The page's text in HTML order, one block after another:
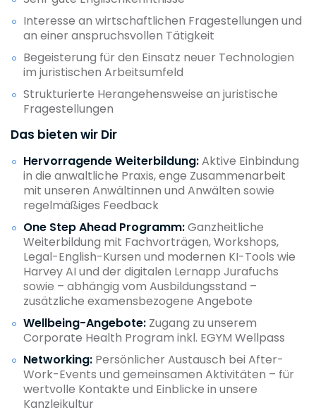
Interesse an wirtschaftlichen Fragestellungen und
an einer anspruchsvollen Tätigkeit
Begeisterung für den Einsatz neuer Technologien
im juristischen Arbeitsumfeld
Strukturierte Herangehensweise an juristische
Fragestellungen
Das bieten wir Dir
Hervorragende Weiterbildung:Aktive Einbindung
in die anwaltliche Praxis, enge Zusammenarbeit
mit unseren Anwältinnen und Anwälten sowie
regelmäßiges Feedback
One Step Ahead Programm:Ganzheitliche
Weiterbildung mit Fachvorträgen, Workshops,
Legal-English-Kursen und modernen KI-Tools wie
Harvey AI und der digitalen Lernapp Jurafuchs
sowie – abhängig vom Ausbildungsstand –
zusätzliche examensbezogene Angebote
Wellbeing-Angebote: Zugang zu unserem
Corporate Health Program inkl. EGYM Wellpass
Networking: Persönlicher Austausch bei After-
Work-Events und gemeinsamen Aktivitäten – für
wertvolle Kontakte und Einblicke in unsere
Kanzleikultur